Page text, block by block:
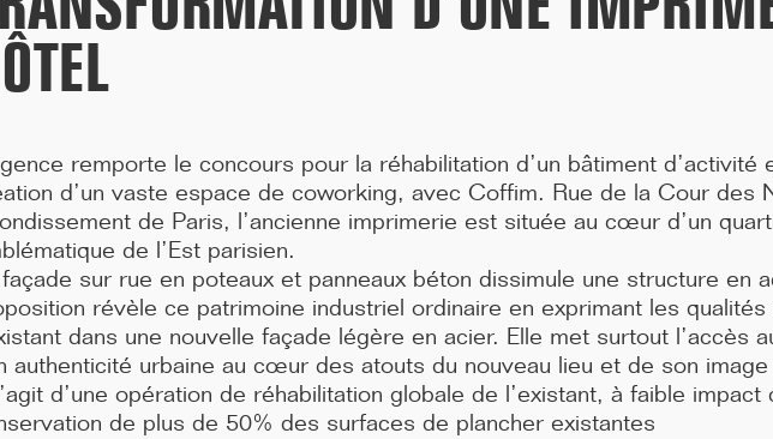
PASTEUR
Pasteur à Paris ont été
CAMPUS SORBONNE PITIÉ-SALPÊTRIÈRE :
PROJET LAURÉAT
Notre projet est lauréat pour la rénovation de la faculté de
médecine de Paris située 91, Boulevard de l'...[...]
remporte le concours pour la réhabilitation d’un bâtiment d’activité
d’un vaste espace de coworking, avec Coffim. Rue de la Cour des
de Paris, l’ancienne imprimerie est située au cœur d’un
de l’Est parisien.
sur rue en poteaux et panneaux béton dissimule une structure en
révèle ce patrimoine industriel ordinaire en exprimant les
dans une nouvelle façade légère en acier. Elle met surtout l’accès
authenticité urbaine au cœur des atouts du nouveau lieu et de son
d’une opération de réhabilitation globale de l’existant, à faible
de plus de 50% des surfaces de plancher existantes